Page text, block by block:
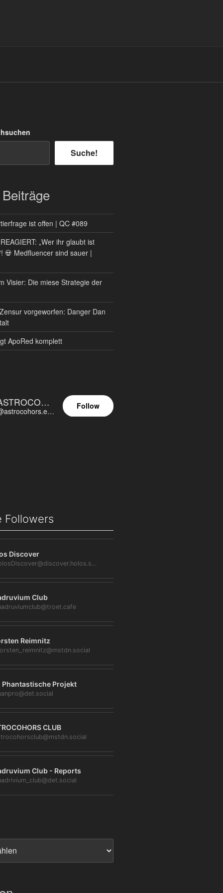
Suche!
ist offen | QC #089
„Wer ihr glaubt ist
💀 Medfluencer sind sauer |
Visier: Die miese Strategie der
vorgeworfen: Danger Dan
ApoRed komplett
ASTROCOHORS EUNOIA ULTIMA
@astrocohors.eu@astrocohors.eu
Follow
Followers
Discover
@HolosDiscover@discover.holos.social
Club
Reimnitz
Phantastische Projekt
CLUB
Club - Reports